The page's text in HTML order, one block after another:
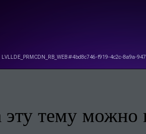
тему можно